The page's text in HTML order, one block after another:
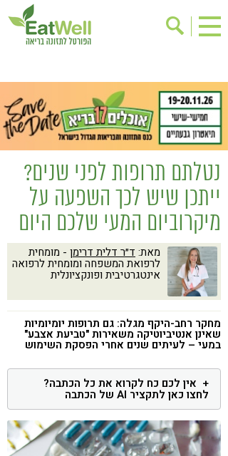
בישול בריא
אינדקס עסקים
ריפוי ומניעת מחלות
בריאות האישה
תוספי תזונה
מתכוני בריאות
אירועים
שינוי תזונתי
גישות בתזונה
דיאטה
ניקוי רעלים
מזונות על
ילדים
תזונה וספורט
הפרעות קשב & ריכוז
אכילה רגשית
רגישות לגלוטן
טעים להכיר
קורונה
טבעונות
נטלתם תרופות לפני שנים?
ייתכן שיש לכך השפעה על
מיקרוביום המעי שלכם היום
מאת: ד״ר דלית דרימן - מומחית
לרפואת המשפחה ומומחית לרפואה
אינטגרטיבית ופונקציונלית
מחקר רחב-היקף מגלה: גם תרופות יומיומיות
שאינן אנטיביוטיקה משאירות "טביעת אצבע"
במעי – לעיתים שנים אחרי הפסקת השימוש
אין לכם כח לקרוא את כל הכתבה?
לחצו כאן לתקציר AI של הכתבה